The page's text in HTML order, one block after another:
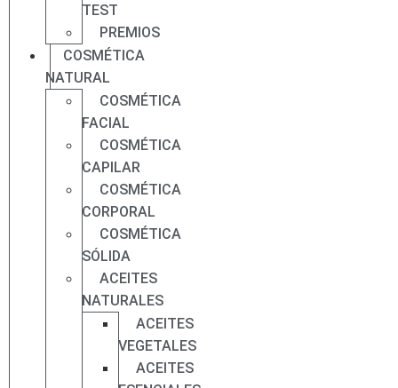
TEST
PREMIOS
COSMÉTICA
NATURAL
COSMÉTICA
FACIAL
COSMÉTICA
CAPILAR
COSMÉTICA
CORPORAL
COSMÉTICA
SÓLIDA
ACEITES
NATURALES
ACEITES
VEGETALES
ACEITES